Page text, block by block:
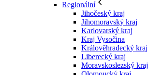
Regionální
Jihočeský kraj
Jihomoravský kraj
Karlovarský kraj
Kraj Vysočina
Králověhradecký kraj
Liberecký kraj
Moravskoslezský kraj